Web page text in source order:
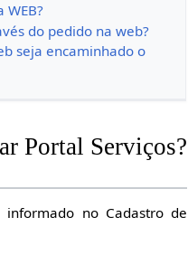
do pedido na web?
seja encaminhado o
Portal Serviços?
no Cadastro de